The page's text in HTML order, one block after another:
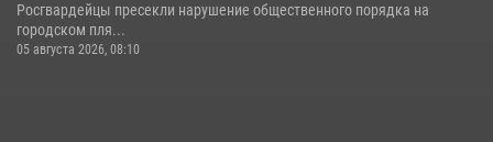
Росгвардейцы пресекли нарушение общественного порядка на
городском пля...
05 августа 2026, 08:10